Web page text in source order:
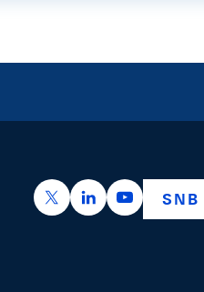
https://x.com/snb_bns
https://https://
SNB